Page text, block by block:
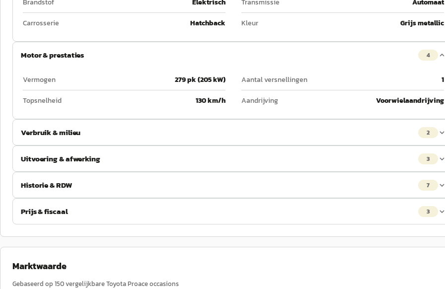
Brandstof
Elektrisch Transmissie
Automaat
Carrosserie
Hatchback Kleur Grijs metallic
Motor & prestaties 4
Vermogen 279 pk (205 kW) Aantal versnellingen
1
Topsnelheid
130 km/h Aandrijving Voorwielaandrijving
Verbruik & milieu 2
Uitvoering & afwerking 3
Historie & RDW 7
Prijs & fiscaal 3
Marktwaarde
Gebaseerd op 150vergelijkbareToyotaProaceoccasions